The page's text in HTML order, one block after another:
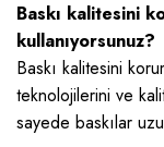
Baskı kalitesini
kullanıyorsunuz?
Baskı kalitesini
teknolojilerini ve
sayede baskılar